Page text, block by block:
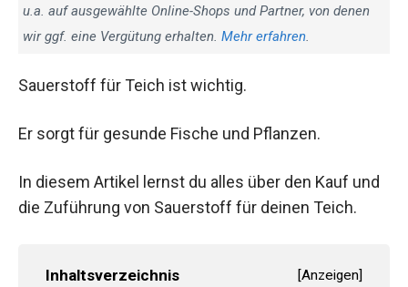
u.a. auf ausgewählte Online-Shops und Partner, von denen
wir ggf. eine Vergütung erhalten. Mehr erfahren.
Sauerstoff für Teich ist wichtig.
Er sorgt für gesunde Fische und Pflanzen.
In diesem Artikel lernst du alles über den Kauf und
die Zuführung von Sauerstoff für deinen Teich.
Inhaltsverzeichnis [Anzeigen]